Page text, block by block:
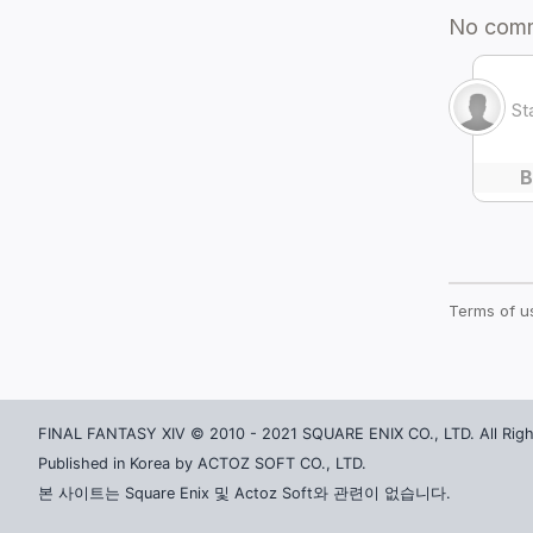
FINAL FANTASY XIV © 2010 - 2021 SQUARE ENIX CO., LTD. All
Published in Korea by ACTOZ SOFT CO., LTD.
본 사이트는 Square Enix 및 Actoz Soft와 관련이 없습니다.